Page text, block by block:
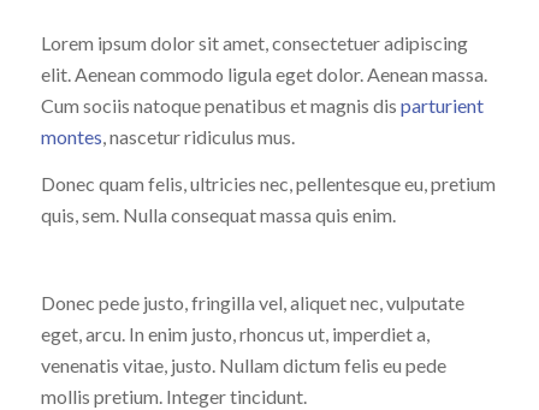
Lorem ipsum dolor sit amet, consectetuer adipiscing
elit. Aenean commodo ligula eget dolor. Aenean massa.
Cum sociis natoque penatibus et magnis dis parturient
montes , nascetur ridiculus mus.
Donec quam felis, ultricies nec, pellentesque eu, pretium
quis, sem. Nulla consequat massa quis enim.
Donec pede justo, fringilla vel, aliquet nec, vulputate
eget, arcu. In enim justo, rhoncus ut, imperdiet a,
venenatis vitae, justo. Nullam dictum felis eu pede
mollis pretium. Integer tincidunt.